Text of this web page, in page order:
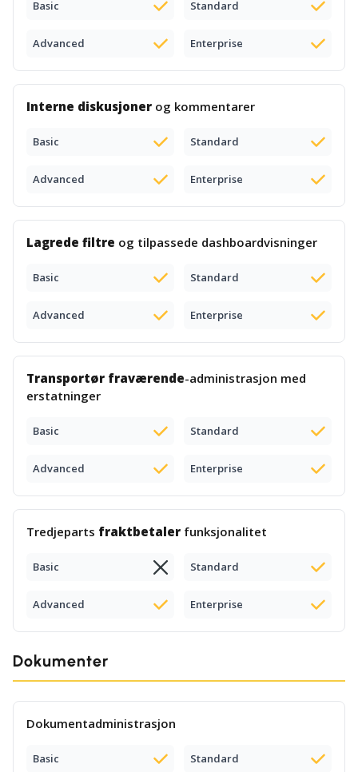
Basic Standard
Advanced Enterprise
Interne diskusjoner og kommentarer
Basic Standard
Advanced Enterprise
Lagrede filtre og tilpassede dashboardvisninger
Basic Standard
Advanced Enterprise
Transportør fraværende-administrasjon med
erstatninger
Basic Standard
Advanced Enterprise
Tredjeparts fraktbetaler funksjonalitet
Basic Standard
Advanced Enterprise
Dokumenter
Dokumentadministrasjon
Basic Standard